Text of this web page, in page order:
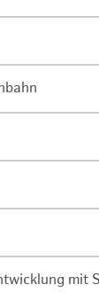
mit